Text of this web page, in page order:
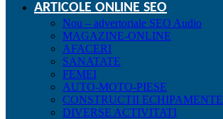
ARTICOLE ONLINE SEO
Nou – advertoriale SEO Audio
MAGAZINE-ONLINE
AFACERI
SANATATE
FEMEI
AUTO-MOTO-PIESE
CONSTRUCTII ECHIPAMENTE
DIVERSE ACTIVITATI